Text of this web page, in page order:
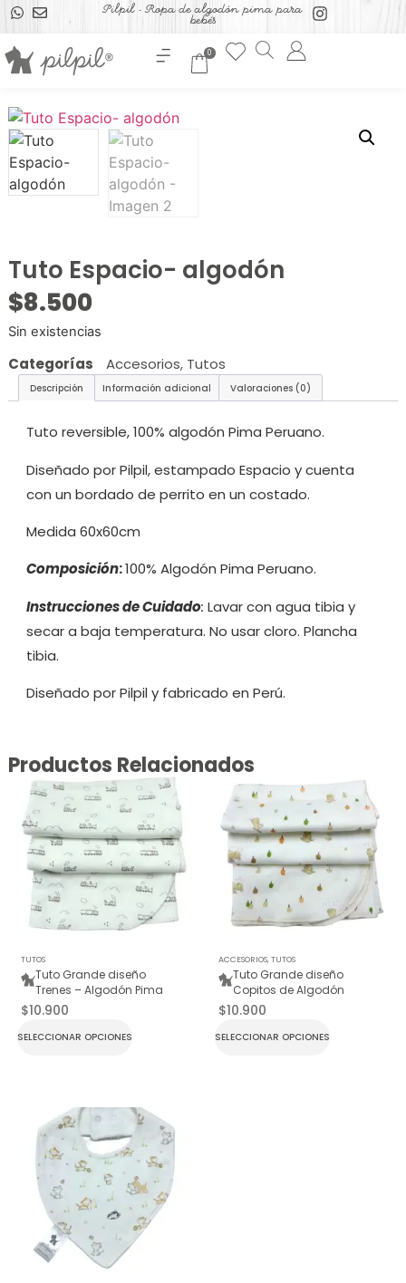
Pilpil - Ropa de algodón pima para
bebés
0
Tuto Espacio- algodón
$8.500
Sin existencias
Categorías Accesorios, Tutos
Descripción Información adicional Valoraciones (0)
Tuto reversible, 100% algodón Pima Peruano.
Diseñado por Pilpil, estampado Espacio y cuenta
con un bordado de perrito en un costado.
Medida 60x60cm
Composición:100% Algodón Pima Peruano.
Instrucciones de Cuidado: Lavar con agua tibia y
secar a baja temperatura. No usar cloro. Plancha
tibia.
Diseñado por Pilpil y fabricado en Perú.
Productos Relacionados
TUTOS
Tuto Grande diseño
Trenes – Algodón Pima
$10.900
SELECCIONAR OPCIONES
ACCESORIOS,TUTOS
Tuto Grande diseño
Copitos de Algodón
$10.900
SELECCIONAR OPCIONES